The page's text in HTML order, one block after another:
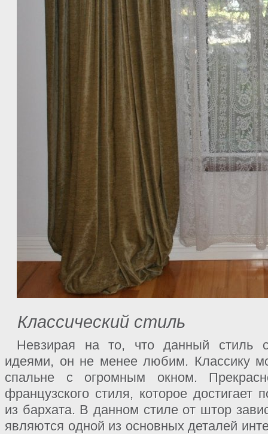
Классический стиль
Невзирая на то, что данный стиль
идеями, он не менее любим. Классику
спальне с огромным окном.
французского стиля, которое
из бархата. В данном стиле от штор
являются одной из основных деталей